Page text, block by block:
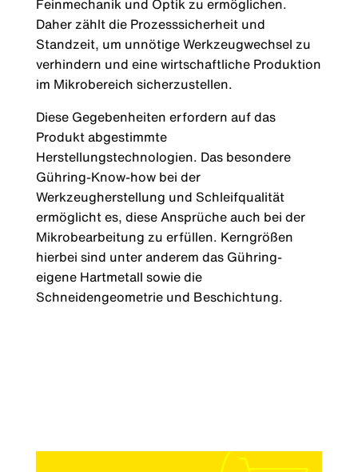
Feinmechanik und Optik zu ermöglichen.
Daher zählt die Prozesssicherheit und
Standzeit, um unnötige Werkzeugwechsel zu
verhindern und eine wirtschaftliche Produktion
im Mikrobereich sicherzustellen.
Diese Gegebenheiten erfordern auf das
Produkt abgestimmte
Herstellungstechnologien. Das besondere
Gühring-Know-how bei der
Werkzeugherstellung und Schleifqualität
ermöglicht es, diese Ansprüche auch bei der
Mikrobearbeitung zu erfüllen. Kerngrößen
hierbei sind unter anderem das Gühring-
eigene Hartmetall sowie die
Schneidengeometrie und Beschichtung.